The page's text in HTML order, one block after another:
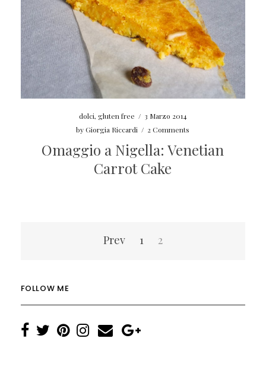
dolci, gluten free / 3 Marzo 2014
byGiorgia Riccardi / 2 Comments
Omaggio a Nigella: Venetian
Carrot Cake
Prev 1 2
FOLLOW ME